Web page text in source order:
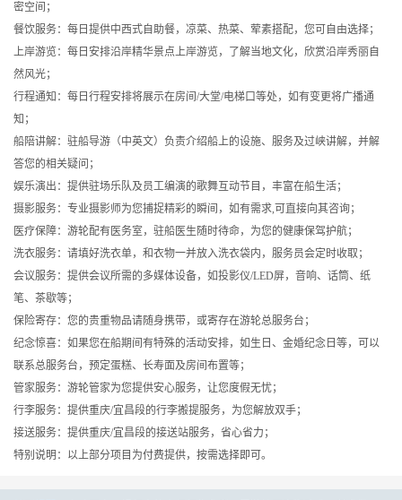
密空间；
餐饮服务：每日提供中西式自助餐，凉菜、热菜、荤素搭配，您可自由选择；
上岸游览：每日安排沿岸精华景点上岸游览，了解当地文化，欣赏沿岸秀丽自
然风光；
行程通知：每日行程安排将展示在房间/大堂/电梯口等处，如有变更将广播通
知；
船陪讲解：驻船导游（中英文）负责介绍船上的设施、服务及过峡讲解，并解
答您的相关疑问；
娱乐演出：提供驻场乐队及员工编演的歌舞互动节目，丰富在船生活；
摄影服务：专业摄影师为您捕捉精彩的瞬间，如有需求,可直接向其咨询；
医疗保障：游轮配有医务室，驻船医生随时待命，为您的健康保驾护航；
洗衣服务：请填好洗衣单，和衣物一并放入洗衣袋内，服务员会定时收取；
会议服务：提供会议所需的多媒体设备，如投影仪/LED屏，音响、话筒、纸
笔、茶歇等；
保险寄存：您的贵重物品请随身携带，或寄存在游轮总服务台；
纪念惊喜：如果您在船期间有特殊的活动安排，如生日、金婚纪念日等，可以
联系总服务台，预定蛋糕、长寿面及房间布置等；
管家服务：游轮管家为您提供安心服务，让您度假无忧；
行李服务：提供重庆/宜昌段的行李搬提服务，为您解放双手；
接送服务：提供重庆/宜昌段的接送站服务，省心省力；
特别说明：以上部分项目为付费提供，按需选择即可。